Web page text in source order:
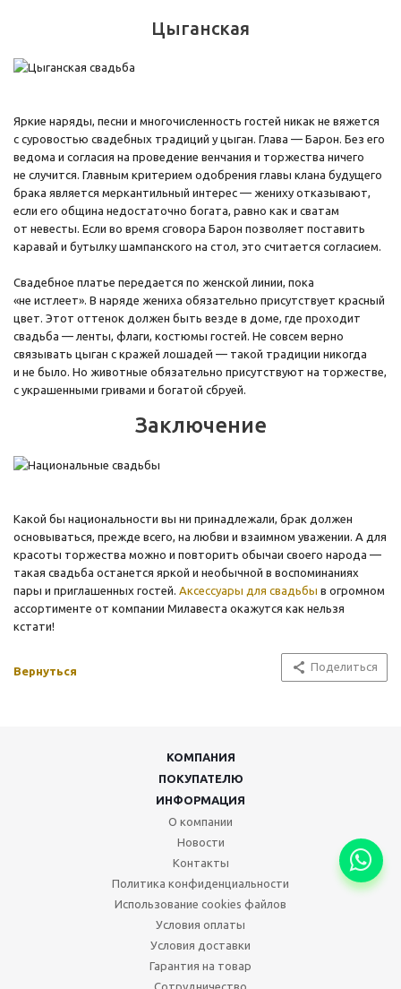
Цыганская
Яркие наряды, песни и многочисленность гостей никак не вяжется
с суровостью свадебных традиций у цыган. Глава — Барон. Без его
ведома и согласия на проведение венчания и торжества ничего
не случится. Главным критерием одобрения главы клана будущего
брака является меркантильный интерес — жениху отказывают,
если его община недостаточно богата, равно как и сватам
от невесты. Если во время сговора Барон позволяет поставить
каравай и бутылку шампанского на стол, это считается согласием.
Свадебное платье передается по женской линии, пока
«не истлеет». В наряде жениха обязательно присутствует красный
цвет. Этот оттенок должен быть везде в доме, где проходит
свадьба — ленты, флаги, костюмы гостей. Не совсем верно
связывать цыган с кражей лошадей — такой традиции никогда
и не было. Но животные обязательно присутствуют на торжестве,
с украшенными гривами и богатой сбруей.
Заключение
Какой бы национальности вы ни принадлежали, брак должен
основываться, прежде всего, на любви и взаимном уважении. А для
красоты торжества можно и повторить обычаи своего народа —
такая свадьба останется яркой и необычной в воспоминаниях
пары и приглашенных гостей. Аксессуары для свадьбы в огромном
ассортименте от компании Милавеста окажутся как нельзя
кстати!
Вернуться Поделиться
КОМПАНИЯ
ПОКУПАТЕЛЮ
ИНФОРМАЦИЯ
О компании
Новости
Контакты
Политика конфиденциальности
Использование cookies файлов
Условия оплаты
Условия доставки
Гарантия на товар
Сотрудничество